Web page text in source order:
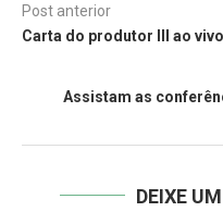
Post anterior
Carta do produtor III ao
Assistam as
DEIXE